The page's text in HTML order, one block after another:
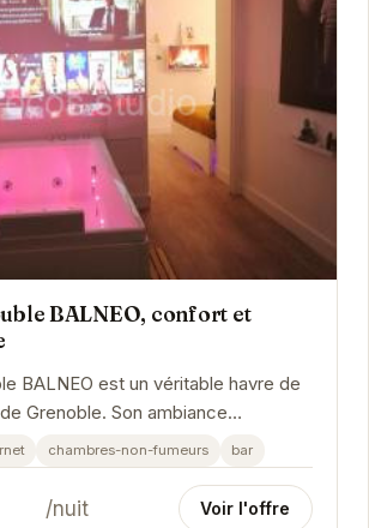
BALNEO, confort et
BALNEO est un véritable havre de
Grenoble. Son ambiance
ses équipements modernes,
chambres-non-fumeurs bar
/nuit Voir l'offre